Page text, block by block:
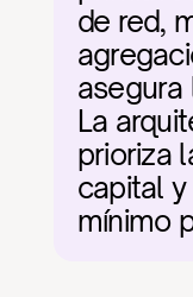
de red,
asegura
La
prioriza
capital
mínimo